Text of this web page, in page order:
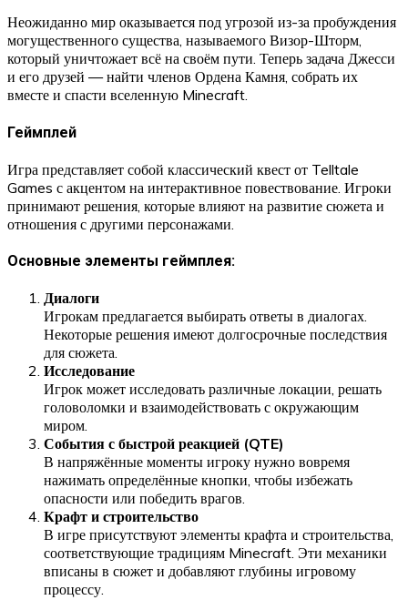
Неожиданно мир оказывается под угрозой из-за пробуждения
могущественного существа, называемого Визор-Шторм,
который уничтожает всё на своём пути. Теперь задача Джесси
и его друзей — найти членов Ордена Камня, собрать их
вместе и спасти вселенную Minecraft.
Геймплей
Игра представляет собой классический квест от Telltale
Games с акцентом на интерактивное повествование. Игроки
принимают решения, которые влияют на развитие сюжета и
отношения с другими персонажами.
Основные элементы геймплея:
Диалоги
Игрокам предлагается выбирать ответы в диалогах.
Некоторые решения имеют долгосрочные последствия
для сюжета.
Исследование
Игрок может исследовать различные локации, решать
головоломки и взаимодействовать с окружающим
миром.
События с быстрой реакцией (QTE)
В напряжённые моменты игроку нужно вовремя
нажимать определённые кнопки, чтобы избежать
опасности или победить врагов.
Крафт и строительство
В игре присутствуют элементы крафта и строительства,
соответствующие традициям Minecraft. Эти механики
вписаны в сюжет и добавляют глубины игровому
процессу.